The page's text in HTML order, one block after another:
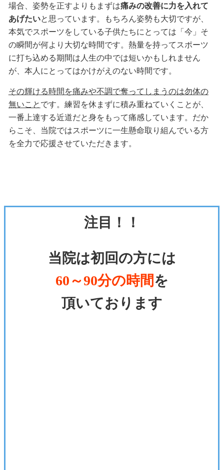
場合、姿勢を正すよりもまずは痛みの改善に力を入れて
あげたいと思っています。もちろん姿勢も大切ですが、
本気でスポーツをしている子供たちにとっては「今」そ
の瞬間が何より大切な時間です。熱量を持ってスポーツ
に打ち込める期間は人生の中では短いかもしれません
が、本人にとってはかけがえのない時間です。
その輝ける時間を痛みや不調で奪ってしまうのは勿体の
無いこと です。練習を休まずに積み重ねていくことが、
一番上達する近道だと身をもって痛感しています。だか
らこそ、当院ではスポーツに一生懸命取り組んでいる方
を全力で応援させていただきます。
注目！！
当院は初回の方には
60～90分の時間を
頂いております